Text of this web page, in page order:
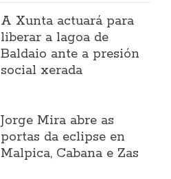
A Xunta actuará para
liberar a lagoa de
Baldaio ante a presión
social xerada
Jorge Mira abre as
portas da eclipse en
Malpica, Cabana e Zas